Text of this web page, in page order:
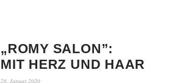
„ROMY SALON”:
MIT HERZ UND HAAR
28. Januar 2020